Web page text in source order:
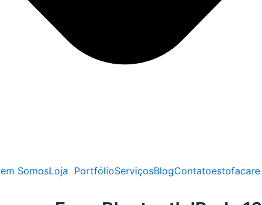
SomosLoja PortfólioServiçosBlogContatoestofacare